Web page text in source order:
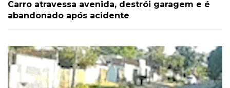
Carro atravessa avenida, destrói garagem e é
abandonado após acidente